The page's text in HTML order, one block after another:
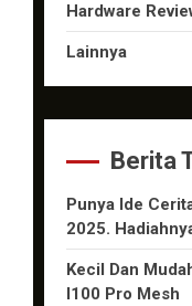
Hardware
Lainnya
Berita
Punya Ide
2025.
Kecil Dan
I100 Pro Mesh